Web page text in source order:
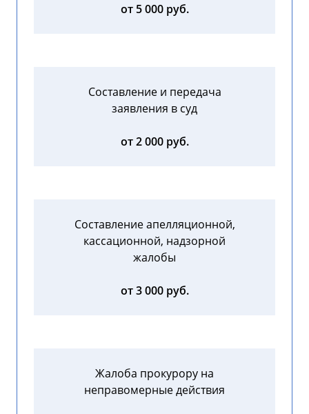
от 5 000 руб.
Составление и передача
заявления в суд
от 2 000 руб.
Составление апелляционной,
кассационной, надзорной
жалобы
от 3 000 руб.
Жалоба прокурору на
неправомерные действия